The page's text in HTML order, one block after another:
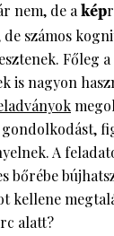
nem, de akép
számos
Főleg
is nagyon
A
bőrébe
kellene
alatt?